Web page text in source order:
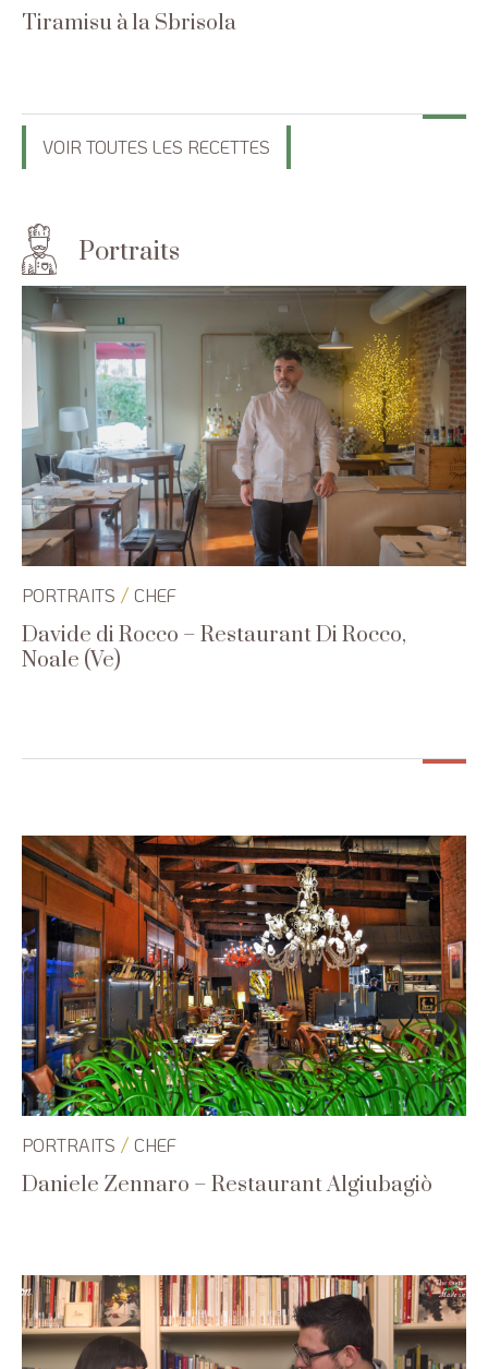
Tiramisu à la Sbrisola
VOIR TOUTES LES RECETTES
Portraits
PORTRAITS / CHEF
Davide di Rocco – Restaurant Di Rocco,
Noale (Ve)
PORTRAITS / CHEF
Daniele Zennaro – Restaurant Algiubagiò